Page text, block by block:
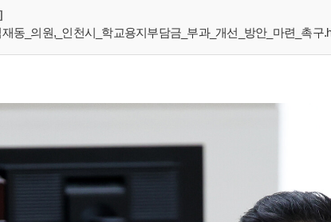
동_의원,_인천시_학교용지부담금_부과_개선_방안_마련_촉구